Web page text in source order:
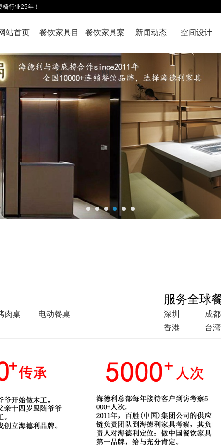
行业25年！
站首页 餐饮家具目
录
餐饮家具案
例
新闻动态 空间设计
肉桌 电动餐桌
服务全球
深圳
成都
香港
台湾